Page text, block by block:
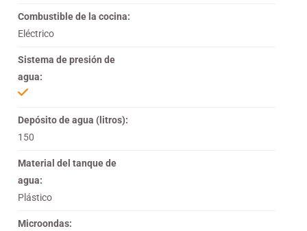
Combustible de la cocina:
Eléctrico
Sistema de presión de
agua:
Depósito de agua (litros):
150
Material del tanque de
agua:
Plástico
Microondas: